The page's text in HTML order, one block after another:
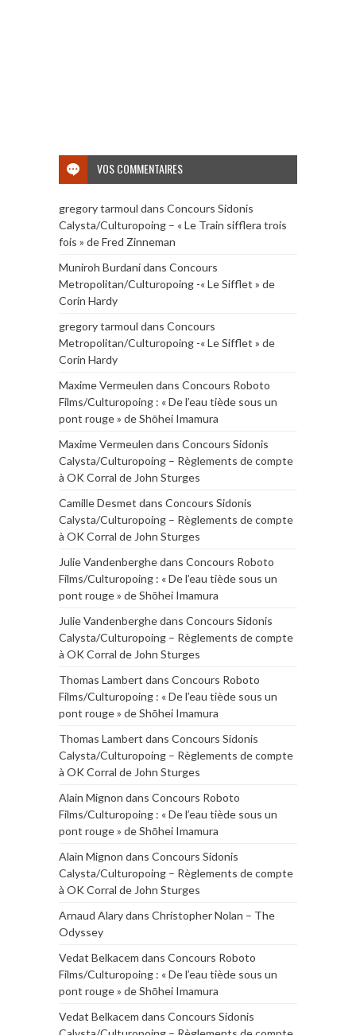
VOS COMMENTAIRES
gregory tarmoul dans Concours Sidonis
Calysta/Culturopoing – « Le Train sifflera trois
fois » de Fred Zinneman
Muniroh Burdanidans Concours
Metropolitan/Culturopoing -« Le Sifflet » de
Corin Hardy
gregory tarmoul dans Concours
Metropolitan/Culturopoing -« Le Sifflet » de
Corin Hardy
Maxime Vermeulen dans Concours Roboto
Films/Culturopoing : « De l’eau tiède sous un
pont rouge » de Shōhei Imamura
Maxime Vermeulen dans Concours Sidonis
Calysta/Culturopoing – Règlements de compte
à OK Corral de John Sturges
Camille Desmet dans Concours Sidonis
Calysta/Culturopoing – Règlements de compte
à OK Corral de John Sturges
Julie Vandenberghedans Concours Roboto
Films/Culturopoing : « De l’eau tiède sous un
pont rouge » de Shōhei Imamura
Julie Vandenberghedans Concours Sidonis
Calysta/Culturopoing – Règlements de compte
à OK Corral de John Sturges
Thomas Lambert dans Concours Roboto
Films/Culturopoing : « De l’eau tiède sous un
pont rouge » de Shōhei Imamura
Thomas Lambert dans Concours Sidonis
Calysta/Culturopoing – Règlements de compte
à OK Corral de John Sturges
Alain Mignon dans Concours Roboto
Films/Culturopoing : « De l’eau tiède sous un
pont rouge » de Shōhei Imamura
Alain Mignon dans Concours Sidonis
Calysta/Culturopoing – Règlements de compte
à OK Corral de John Sturges
Arnaud Alarydans Christopher Nolan – The
Odyssey
Vedat Belkacem dans Concours Roboto
Films/Culturopoing : « De l’eau tiède sous un
pont rouge » de Shōhei Imamura
Vedat Belkacem dans Concours Sidonis